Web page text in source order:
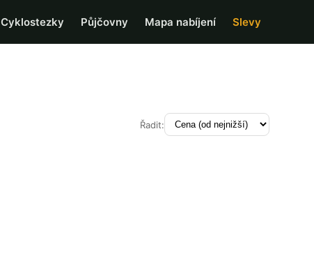
Cyklostezky Půjčovny Mapa nabíjení Slevy
Řadit: